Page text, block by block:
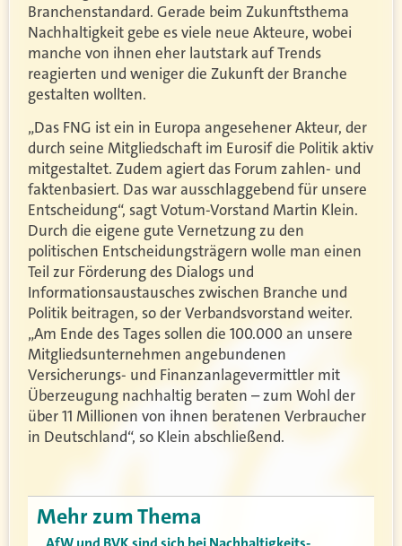
Branchenstandard. Gerade beim Zukunftsthema
Nachhaltigkeit gebe es viele neue Akteure, wobei
manche von ihnen eher lautstark auf Trends
reagierten und weniger die Zukunft der Branche
gestalten wollten.
„Das FNG ist ein in Europa angesehener Akteur, der
durch seine Mitgliedschaft im Eurosif die Politik aktiv
mitgestaltet. Zudem agiert das Forum zahlen- und
faktenbasiert. Das war ausschlaggebend für unsere
Entscheidung“, sagt Votum-Vorstand Martin Klein.
Durch die eigene gute Vernetzung zu den
politischen Entscheidungsträgern wolle man einen
Teil zur Förderung des Dialogs und
Informationsaustausches zwischen Branche und
Politik beitragen, so der Verbandsvorstand weiter.
„Am Ende des Tages sollen die 100.000 an unsere
Mitgliedsunternehmen angebundenen
Versicherungs- und Finanzanlagevermittler mit
Überzeugung nachhaltig beraten – zum Wohl der
über 11 Millionen von ihnen beratenen Verbraucher
in Deutschland“, so Klein abschließend.
Mehr zum Thema